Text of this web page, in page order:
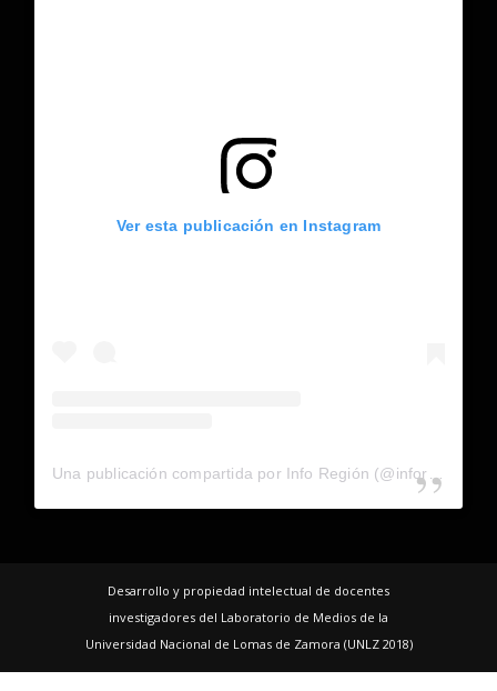
Ver esta publicación en Instagram
Desarrollo y propiedad intelectual de docentes
investigadores del Laboratorio de Medios de la
Universidad Nacional de Lomas de Zamora (UNLZ 2018)